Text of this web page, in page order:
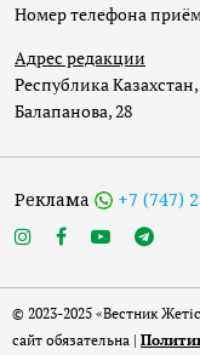
Номер телефона
Адрес редакции
Республика
Балапанова, 28
Реклама +7 (747)
© 2023-2025 «Вестник
сайт обязательна |